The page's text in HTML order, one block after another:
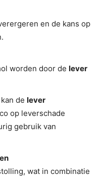
en de kans op
worden door de lever
kan de lever
op leverschade
gebruik van
wat in combinatie